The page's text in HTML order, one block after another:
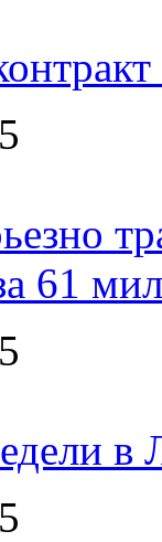
61
в